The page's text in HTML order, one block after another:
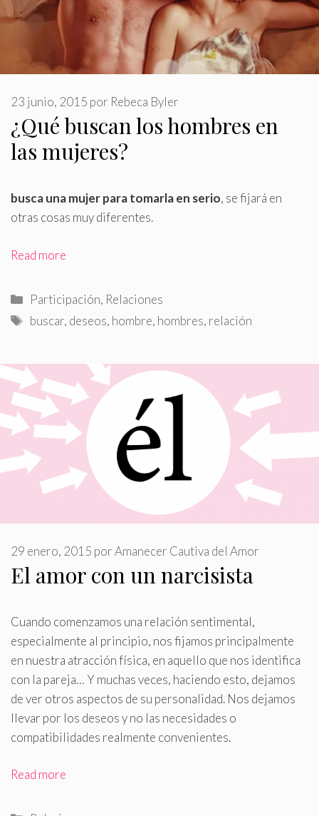
¿Qué buscan los hombres en
las mujeres?
23 junio, 2015 por Rebeca Byler
busca una mujer para tomarla en serio, se fijará en
otras cosas muy diferentes.
Read more
Categorías
Participación, Relaciones
Etiquetas
buscar, deseos, hombre, hombres, relación
El amor con un narcisista
29 enero, 2015 porAmanecer Cautiva del Amor
Cuando comenzamos una relación sentimental,
especialmente al principio, nos fijamos principalmente
en nuestra atracción física, en aquello que nos identifica
con la pareja… Y muchas veces, haciendo esto, dejamos
de ver otros aspectos de su personalidad. Nos dejamos
llevar por los deseos y no las necesidades o
compatibilidades realmente convenientes.
Read more